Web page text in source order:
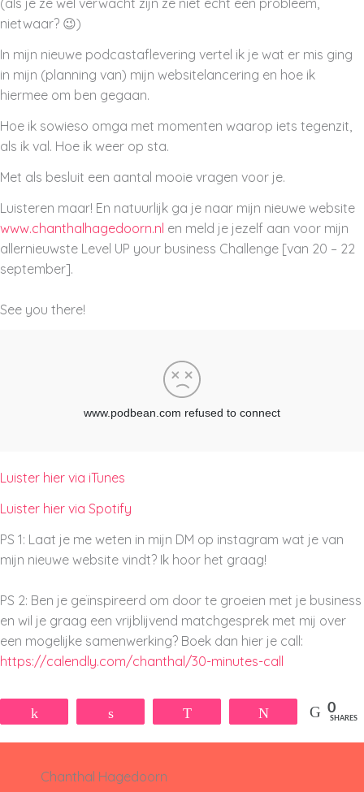
(als je ze wel verwacht zijn ze niet echt een probleem,
nietwaar? 😉)
In mijn nieuwe podcastaflevering vertel ik je wat er mis ging
in mijn (planning van) mijn websitelancering en hoe ik
hiermee om ben gegaan.
Hoe ik sowieso omga met momenten waarop iets tegenzit,
als ik val. Hoe ik weer op sta.
Met als besluit een aantal mooie vragen voor je.
Luisteren maar! En natuurlijk ga je naar mijn nieuwe website
www.chanthalhagedoorn.nl en meld je jezelf aan voor mijn
allernieuwste Level UP your business Challenge [van 20 – 22
september].
See you there!
Luister hier via iTunes
Luister hier via Spotify
PS 1: Laat je me weten in mijn DM op instagram wat je van
mijn nieuwe website vindt? Ik hoor het graag!
PS 2: Ben je geïnspireerd om door te groeien met je business
en wil je graag een vrijblijvend matchgesprek met mij over
een mogelijke samenwerking? Boek dan hier je call:
https://calendly.com/chanthal/30-minutes-call
Tweet 0
SHARES
Chanthal Hagedoorn